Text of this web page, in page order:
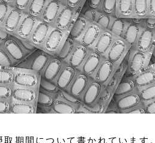
期間について書かれています。